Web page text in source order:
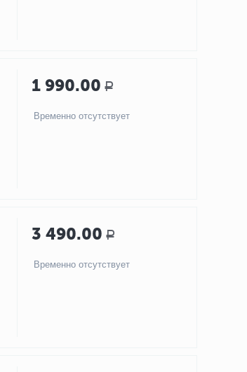
1 990.00 Р
Временно отсутствует
3 490.00 Р
Временно отсутствует